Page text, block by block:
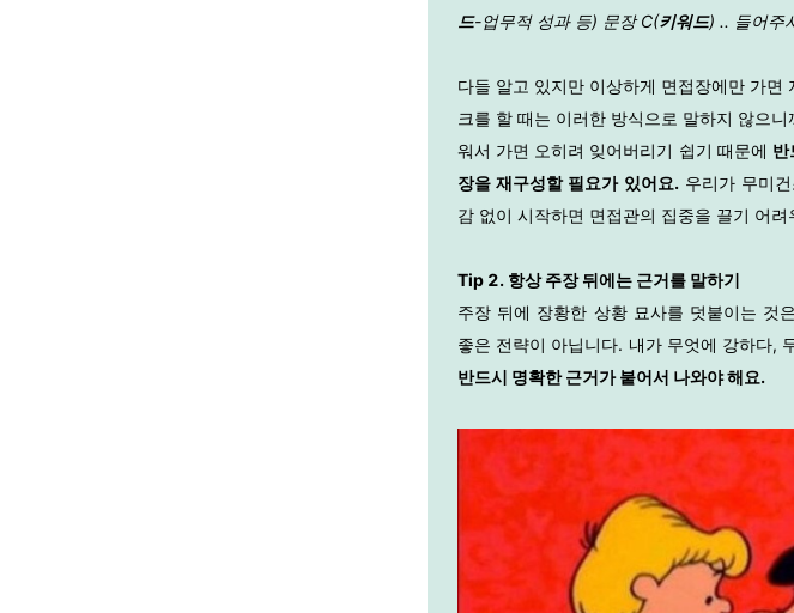
드-업무적 성과 등) 문장 C(키워드) .. 들어주
다들 알고 있지만 이상하게 면접장에만 가면
크를 할 때는 이러한 방식으로 말하지 않으
워서 가면 오히려 잊어버리기 쉽기 때문에 반
장을 재구성할 필요가 있어요.우리가 무미건
감 없이 시작하면 면접관의 집중을 끌기 어려
Tip 2. 항상 주장 뒤에는 근거를 말하기
주장 뒤에 장황한 상황 묘사를 덧붙이는 것
좋은 전략이 아닙니다. 내가 무엇에 강하다,
반드시 명확한 근거가 붙어서 나와야 해요.